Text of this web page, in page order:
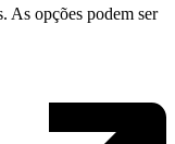
As opções podem ser